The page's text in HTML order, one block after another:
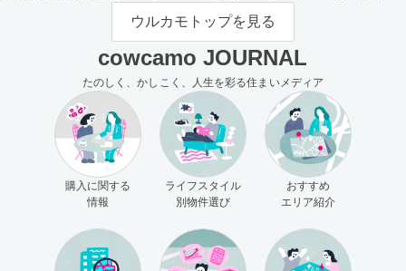
主さま向け）
ウルカモトップを見る
cowcamo JOURNAL
たのしく、かしこく、人生を彩る住まいメディア
購入に関する
情報
ライフスタイル
別物件選び
おすすめ
エリア紹介